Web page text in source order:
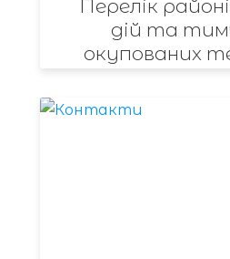
Перелік
дій та
окупованих